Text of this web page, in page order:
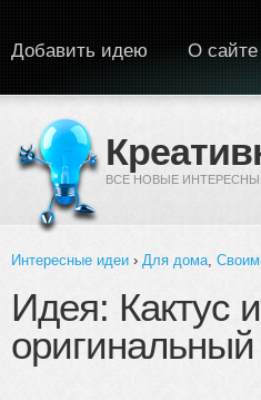
ВСЕ НОВЫЕ
Добавить идею О сайте
Вы здесь
Интересные идеи › Для дома,
Идея: Кактус